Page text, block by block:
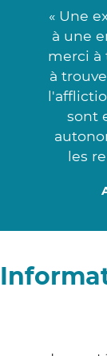
« Une
à une
merci à
à
sont
les